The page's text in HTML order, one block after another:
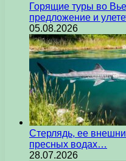
Горящие туры во
предложение и
05.08.2026
Стерлядь, ее
пресных водах…
28.07.2026